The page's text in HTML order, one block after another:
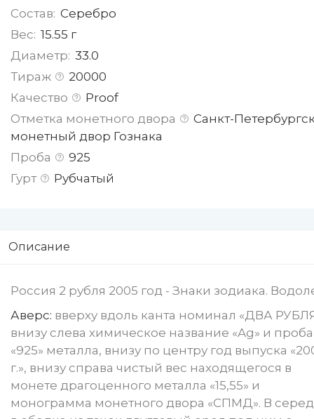
Состав: Серебро
Вес: 15.55 г
Диаметр: 33.0
Тираж
20000
Качество
Proof
Отметка монетного двора
Санкт-
монетный двор Гознака
Проба
925
Гурт
Рубчатый
Описание
Россия 2 рубля 2005 год - Знаки зодиака.
Аверс: вверху вдоль канта номинал «ДВА
внизу слева химическое название «Ag» и проба
«925» металла, внизу по центру год выпуска
г.», внизу справа чистый вес находящегося в
монете драгоценного металла «15,55» и
монограмма монетного двора «СПМД». В